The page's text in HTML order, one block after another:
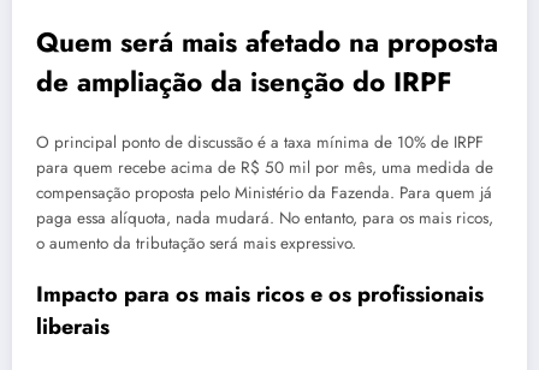
Quem será mais afetado na proposta
de ampliação da isenção do IRPF
O principal ponto de discussão é a taxa mínima de 10% de IRPF
para quem recebe acima de R$ 50 mil por mês, uma medida de
compensação proposta pelo Ministério da Fazenda. Para quem já
paga essa alíquota, nada mudará. No entanto, para os mais ricos,
o aumento da tributação será mais expressivo.
Impacto para os mais ricos e os profissionais
liberais